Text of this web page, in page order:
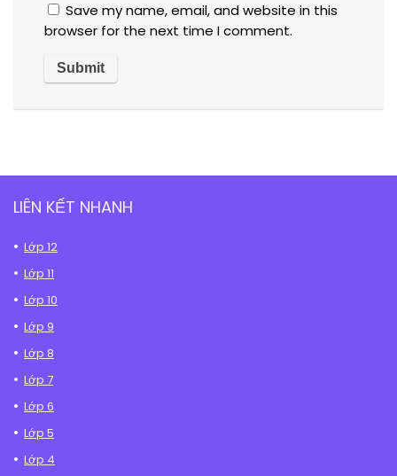
Save my name, email, and website in this
browser for the next time I comment.
LIÊN KẾT NHANH
Lớp 12
Lớp 11
Lớp 10
Lớp 9
Lớp 8
Lớp 7
Lớp 6
Lớp 5
Lớp 4